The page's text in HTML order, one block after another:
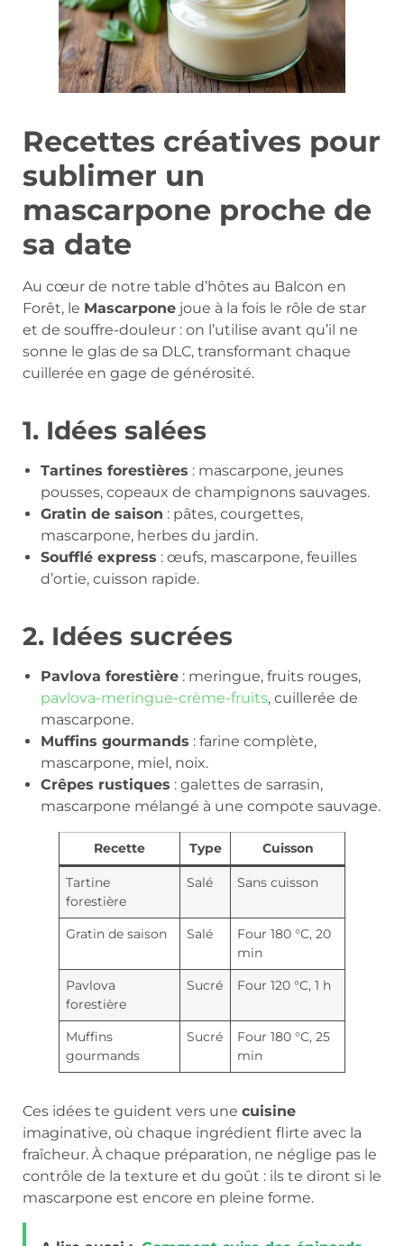
Recettes créatives pour
sublimer un
mascarpone proche de
sa date
Au cœur de notre table d’hôtes au Balcon en
Forêt, le Mascarpone joue à la fois le rôle de star
et de souffre-douleur : on l’utilise avant qu’il ne
sonne le glas de sa DLC, transformant chaque
cuillerée en gage de générosité.
1. Idées salées
Tartines forestières : mascarpone, jeunes
pousses, copeaux de champignons sauvages.
Gratin de saison : pâtes, courgettes,
mascarpone, herbes du jardin.
Soufflé express : œufs, mascarpone, feuilles
d’ortie, cuisson rapide.
2. Idées sucrées
Pavlova forestière : meringue, fruits rouges,
pavlova-meringue-crème-fruits, cuillerée de
mascarpone.
Muffins gourmands : farine complète,
mascarpone, miel, noix.
Crêpes rustiques : galettes de sarrasin,
mascarpone mélangé à une compote sauvage.
Recette Type Cuisson
Tartine
forestière
Salé Sans cuisson
Gratin de saison Salé
Four 180 °C, 20
min
Pavlova
forestière
Sucré Four 120 °C, 1 h
Muffins
gourmands
Sucré
Four 180 °C, 25
min
Ces idées te guident vers une cuisine
imaginative, où chaque ingrédient flirte avec la
fraîcheur. À chaque préparation, ne néglige pas le
contrôle de la texture et du goût : ils te diront si le
mascarpone est encore en pleine forme.